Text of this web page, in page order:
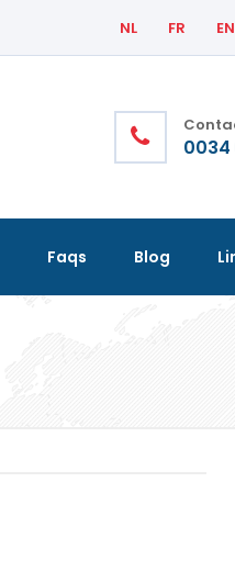
NL FR EN
0034
Faqs Blog